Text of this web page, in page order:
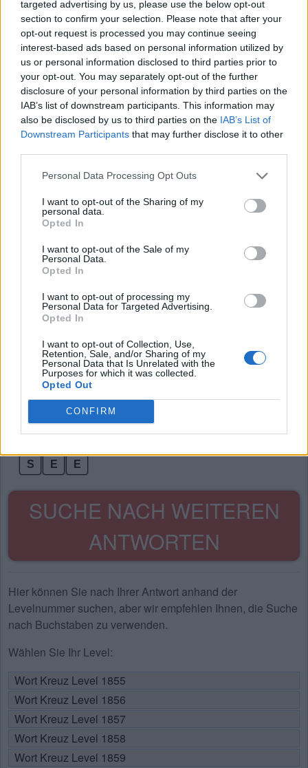
targeted advertising by us, please use the below opt-out
section to confirm your selection. Please note that after your
opt-out request is processed you may continue seeing
interest-based ads based on personal information utilized by
us or personal information disclosed to third parties prior to
your opt-out. You may separately opt-out of the further
disclosure of your personal information by third parties on the
IAB’s list of downstream participants. This information may
also be disclosed by us to third parties on the IAB’s List of
Downstream Participants that may further disclose it to other
Personal Data Processing Opt Outs
I want to opt-out of the Sharing of my
personal data.
Opted In
I want to opt-out of the Sale of my
Personal Data.
Opted In
I want to opt-out of processing my
Personal Data for Targeted Advertising.
Opted In
I want to opt-out of Collection, Use,
Retention, Sale, and/or Sharing of my
Personal Data that Is Unrelated with the
Purposes for which it was collected.
Opted Out
CONFIRM
A S S
E
L
A U E
S
L
A S S
E
A
U S L E S E
Bonusworte:
L A U S
E
L
E A S
E
A U S
E
A U
E
A U
E E
S
L
S
U
S
A
S
L
A
U
L
S
E E
SUCHE NACH WEITEREN
ANTWORTEN
Hier können Sie nach Ihrer Antwort anhand der
Levelnummer suchen, aber wir empfehlen Ihnen, die Suche
nach Buchstaben zu verwenden.
Wählen Sie Ihr Level:
Wort Kreuz Level 1855
Wort Kreuz Level 1856
Wort Kreuz Level 1857
Wort Kreuz Level 1858
Wort Kreuz Level 1859